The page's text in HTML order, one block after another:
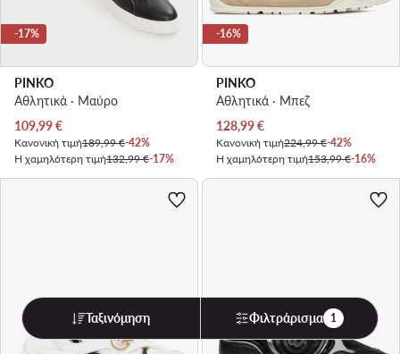
-17%
PINKO
Αθλητικά · Μαύρο
Τρέχουσα τιμή
109,99€
Κανονική τιμή189,99 €-42%
Η χαμηλότερη τιμή132,99 €-17%
-16%
PINKO
Αθλητικά · Μπεζ
Τρέχουσα τιμή
128,99€
Κανονική τιμή224,99 €-42%
Η χαμηλότερη τιμή153,99 €-16%
Ταξινόμηση Φιλτράρισμα 1